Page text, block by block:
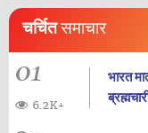
चर्चितसमाचार
01
भारत
6.2K+